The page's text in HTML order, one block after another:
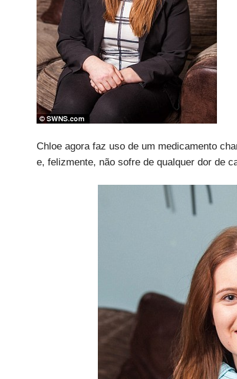
Chloe agora faz uso de um medicamento
e, felizmente, não sofre de qualquer dor de